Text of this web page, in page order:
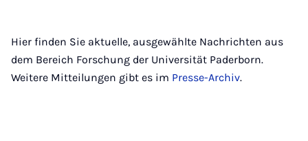
Hier finden Sie aktuelle, ausgewählte Nachrichten aus
dem Bereich Forschung der Universität Paderborn.
Weitere Mitteilungen gibt es im Presse-Archiv.